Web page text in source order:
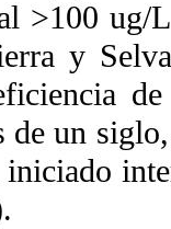
>100 ug/
y
de un